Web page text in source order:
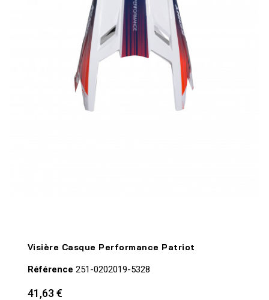
Visière Casque Performance Patriot
Référence 251-0202019-5328
41,63 €